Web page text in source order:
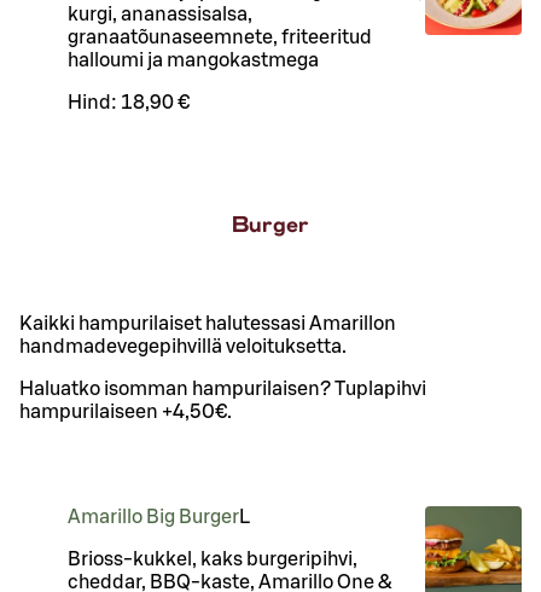
kurgi, ananassisalsa,
granaatõunaseemnete, friteeritud
halloumi ja mangokastmega
Hind: 18,90 €
Burger
Kaikki hampurilaiset halutessasi Amarillon
handmadevegepihvillä veloituksetta.
Haluatko isomman hampurilaisen? Tuplapihvi
hampurilaiseen +4,50€.
Amarillo Big BurgerL
Brioss-kukkel, kaks burgeripihvi,
cheddar, BBQ-kaste, Amarillo One &